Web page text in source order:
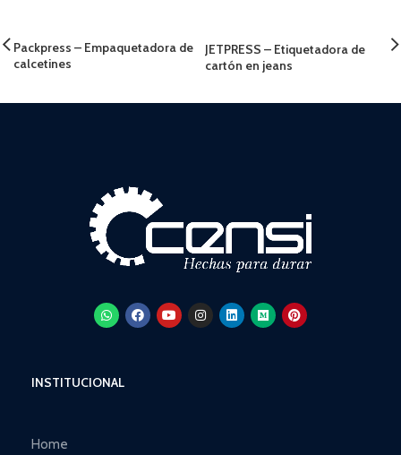
Packpress – Empaquetadora de
calcetines
JETPRESS – Etiquetadora de
cartón en jeans
INSTITUCIONAL
Home